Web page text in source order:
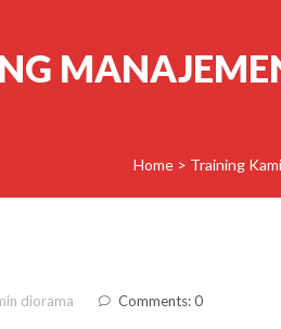
Home > Training Kami
diorama Comments: 0